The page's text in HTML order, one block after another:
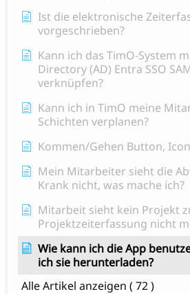
Ist die elektronische
vorgeschrieben?
Kann ich das TimO-System
Directory (AD) Entra SSO
verknüpfen?
Kann ich in TimO meine
Schichten verplanen?
Kommen/Gehen Button,
Mein Mitarbeiter sieht die
Krank nicht, was mache ich?
Mitarbeit sieht kein Projekt
Projektzeiterfassung nicht
Wie kann ich die App
ich sie herunterladen?
Alle Artikel anzeigen ( 72 )